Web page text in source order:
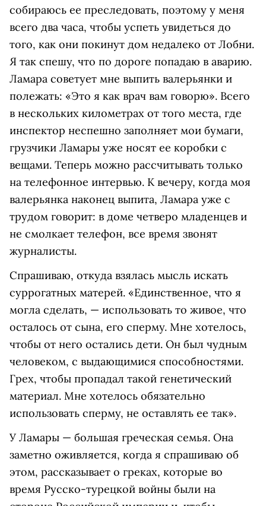
собираюсь ее преследовать, поэтому у меня
всего два часа, чтобы успеть увидеться до
того, как они покинут дом недалеко от Лобни.
Я так спешу, что по дороге попадаю в аварию.
Ламара советует мне выпить валерьянки и
полежать: «Это я как врач вам говорю». Всего
в нескольких километрах от того места, где
инспектор неспешно заполняет мои бумаги,
грузчики Ламары уже носят ее коробки с
вещами. Теперь можно рассчитывать только
на телефонное интервью. К вечеру, когда моя
валерьянка наконец выпита, Ламара уже с
трудом говорит: в доме четверо младенцев и
не смолкает телефон, все время звонят
журналисты.
Спрашиваю, откуда взялась мысль искать
суррогатных матерей. «Единственное, что я
могла сделать, — использовать то живое, что
осталось от сына, его сперму. Мне хотелось,
чтобы от него остались дети. Он был чудным
человеком, с выдающимися способностями.
Грех, чтобы пропадал такой генетический
материал. Мне хотелось обязательно
использовать сперму, не оставлять ее так».
У Ламары — большая греческая семья. Она
заметно оживляется, когда я спрашиваю об
этом, рассказывает о греках, которые во
время Русско-турецкой войны были на